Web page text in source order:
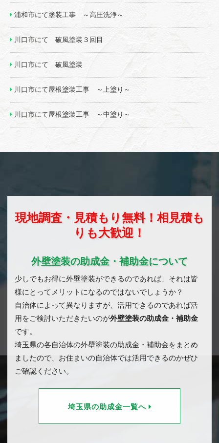
浦和市にて塗装工事 ～高圧洗浄～
川口市にて 破風塗装３回目
川口市にて 破風塗装
川口市にて屋根塗装工事 ～上塗り～
川口市にて屋根塗装工事 ～中塗り～
現地調査・見積もり無料！相見積も
りも大歓迎！
外壁塗装の助成金・補助金について
少しでもお得に外壁塗装ができるのであれば、それは皆
様にとってメリットになるのではないでしょうか？
自治体によって異なりますが、活用できるのであれば活
用をご検討いただきたいのが外壁塗装の助成金・補助金
です。
埼玉県の各自治体の外壁塗装の助成金・補助金をまとめ
ましたので、お住まいの自治体では活用できるのかぜひ
ご確認ください。
埼玉県の助成金一覧へ